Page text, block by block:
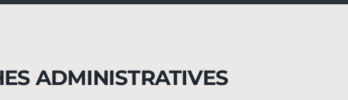
ADMINISTRATIVES